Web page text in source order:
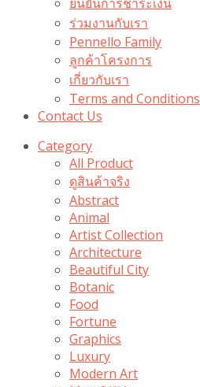
ร่วมงานกับเรา
Pennello Family
ลูกค้าโครงการ
เกี่ยวกับเรา
Terms and Conditions
Contact Us
Category
All Product
ดูสินค้าจริง
Abstract
Animal
Artist Collection
Architecture
Beautiful City
Botanic
Food
Fortune
Graphics
Luxury
Modern Art